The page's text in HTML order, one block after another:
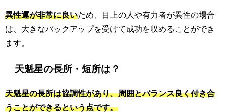
異性運が非常に良いため、目上の人や有力者が異性の場合
は、大きなバックアップを受けて成功を収めることができ
ます。
天魁星の長所・短所は？
天魁星の長所は協調性があり、周囲とバランス良く付き合
うことができるという点です。